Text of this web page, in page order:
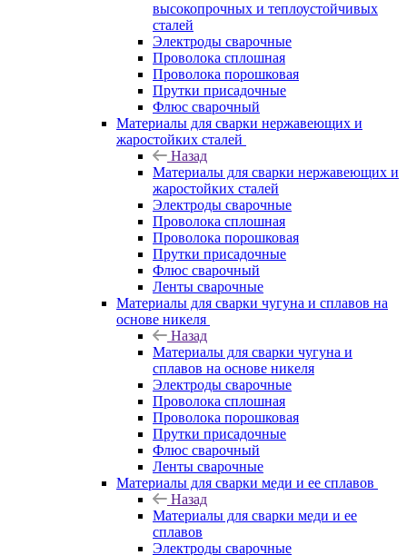
высокопрочных и теплоустойчивых
сталей
Электроды сварочные
Проволока сплошная
Проволока порошковая
Прутки присадочные
Флюс сварочный
Материалы для сварки нержавеющих и
жаростойких сталей
Назад
Материалы для сварки нержавеющих и
жаростойких сталей
Электроды сварочные
Проволока сплошная
Проволока порошковая
Прутки присадочные
Флюс сварочный
Ленты сварочные
Материалы для сварки чугуна и сплавов на
основе никеля
Назад
Материалы для сварки чугуна и
сплавов на основе никеля
Электроды сварочные
Проволока сплошная
Проволока порошковая
Прутки присадочные
Флюс сварочный
Ленты сварочные
Материалы для сварки меди и ее сплавов
Назад
Материалы для сварки меди и ее
сплавов
Электроды сварочные